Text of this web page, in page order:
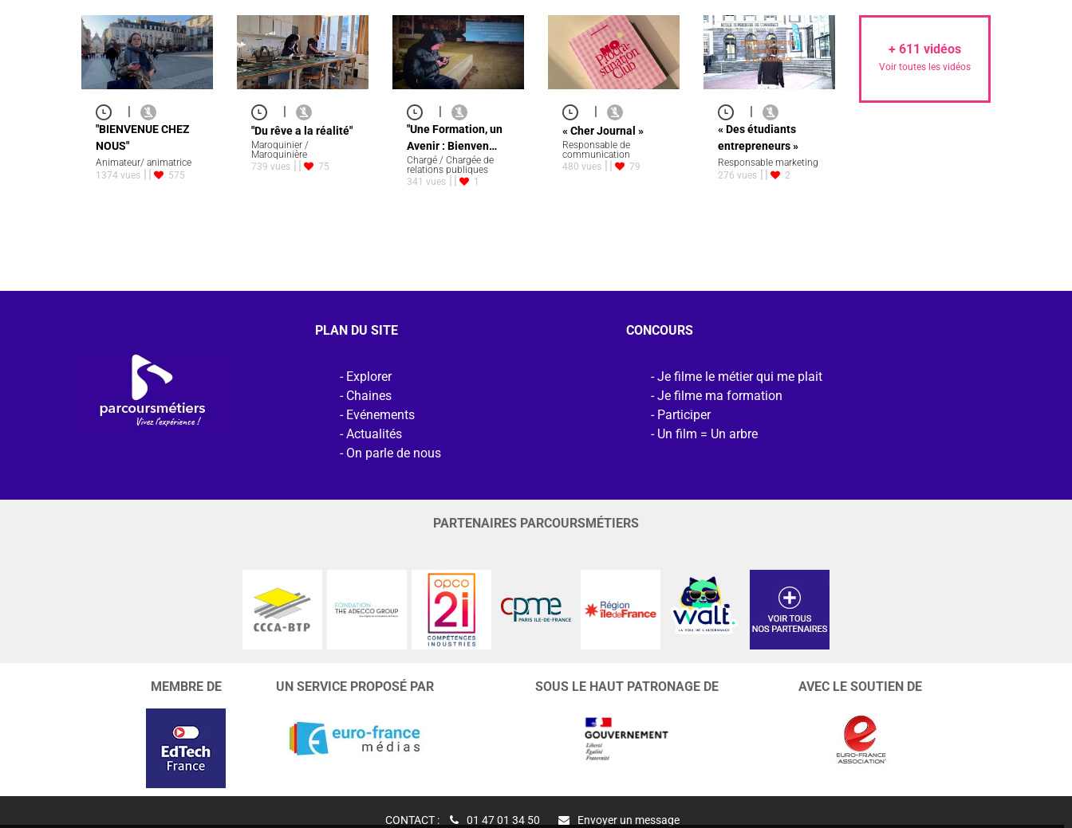
|
"BIENVENUE CHEZ
NOUS"
Animateur/ animatrice
1374 vues
575
|
"Du rêve a la réalité"
Maroquinier /
Maroquinière
739 vues
75
|
"Une Formation, un
Avenir : Bienven…
Chargé / Chargée de
relations publiques
341 vues
1
|
« Cher Journal »
Responsable de
communication
480 vues
79
|
« Des étudiants
entrepreneurs »
Responsable marketing
276 vues
2
+ 611 vidéos
Voir toutes les vidéos
PLAN DU SITE
Explorer
Chaines
Evénements
Actualités
On parle de nous
CONCOURS
Je filme le métier qui me plait
Je filme ma formation
Participer
Un film = Un arbre
PARTENAIRES PARCOURSMÉTIERS
MEMBRE DE UN SERVICE PROPOSÉ PAR SOUS LE HAUT PATRONAGE DE AVEC LE SOUTIEN DE
CONTACT : 01 47 01 34 50 Envoyer un message